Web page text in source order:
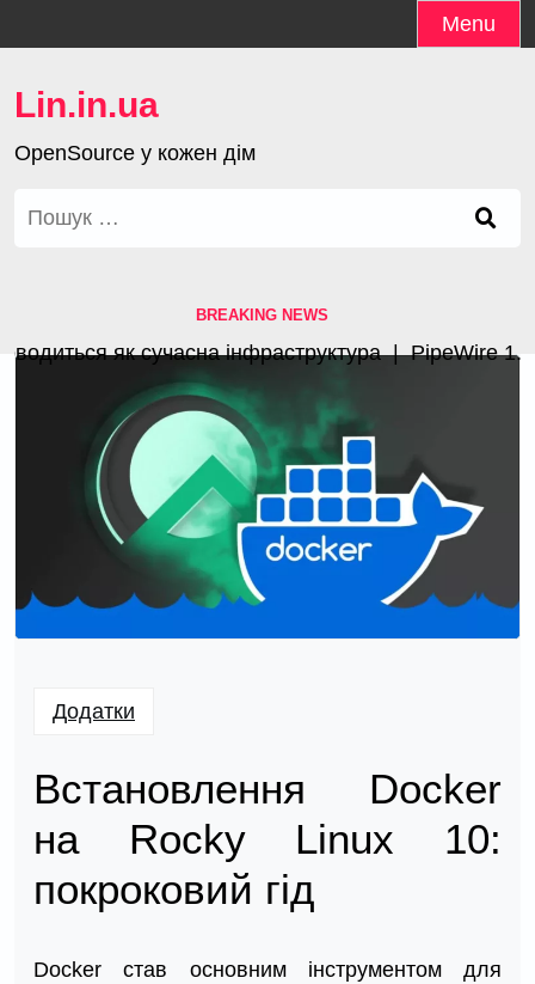
to
Menu
Lin.in.ua
OpenSource у кожен дім
Пошук:
BREAKING NEWS
як сучасна інфраструктура |PipeWire 1.4.3
Додатки
Встановлення Docker
на Rocky Linux 10:
покроковий гід
Docker став основним інструментом для